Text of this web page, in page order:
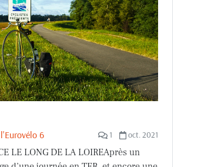
1 oct. 2021
6
LE LONG DE LA LOIREAprès un